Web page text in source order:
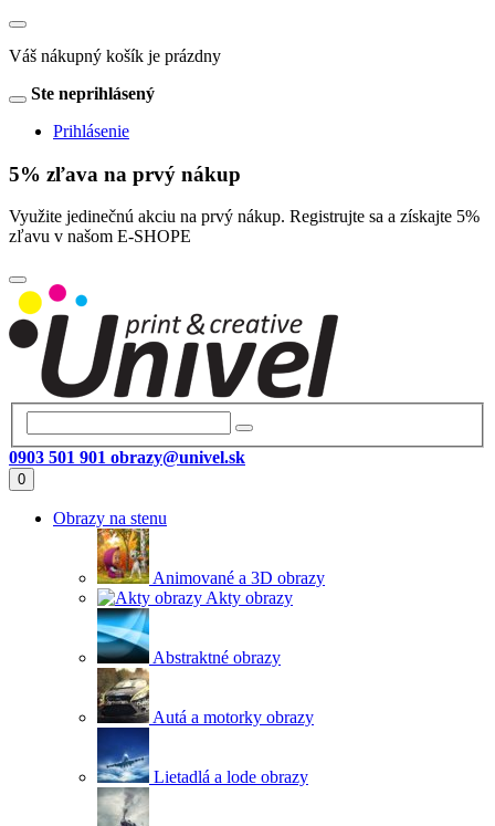
Váš nákupný košík je prázdny
Ste neprihlásený
Prihlásenie
5% zľava na prvý nákup
Využite jedinečnú akciu na prvý nákup. Registrujte sa a získajte 5%
zľavu v našom E-SHOPE
0903 501 901 obrazy@univel.sk
0
Obrazy na stenu
Animované a 3D obrazy
Akty obrazy
Abstraktné obrazy
Autá a motorky obrazy
Lietadlá a lode obrazy